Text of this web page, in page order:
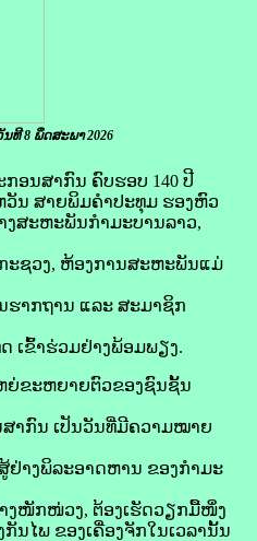
8 ພຶດສະພາ 2026
ອນສາກົນ ຄົບຮອບ 140 ປີ
ຫວັນ ສາຍພິມຄໍາປະທຸມ ຮອງຫົວ
ງສະຫະພັນກຳມະບານລາວ,
ະຊວງ, ຫ້ອງການສະຫະພັນແມ່
າກຖານ ແລະ ສະມາຊິກ
ເຂົ້າຮ່ວມຢ່າງພ້ອມພຽງ.
ຍ່ຂະຫຍາຍຕົວຂອງຊົນຊັ້ນ
າກົນ ເປັນວັນທີ່ມີຄວາມໝາຍ
າງພິລະອາດຫານ ຂອງກໍາມະ
ງໜັກໜ່ວງ, ຕ້ອງເຮັດວຽກມື້ໜຶ່ງ
ນໄພ ຂອງເຄື່ອງຈັກໃນເວລານັ້ນ